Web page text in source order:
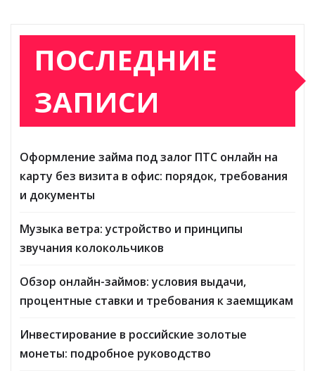
ПОСЛЕДНИЕ
ЗАПИСИ
Оформление займа под залог ПТС онлайн на
карту без визита в офис: порядок, требования
и документы
Музыка ветра: устройство и принципы
звучания колокольчиков
Обзор онлайн-займов: условия выдачи,
процентные ставки и требования к заемщикам
Инвестирование в российские золотые
монеты: подробное руководство